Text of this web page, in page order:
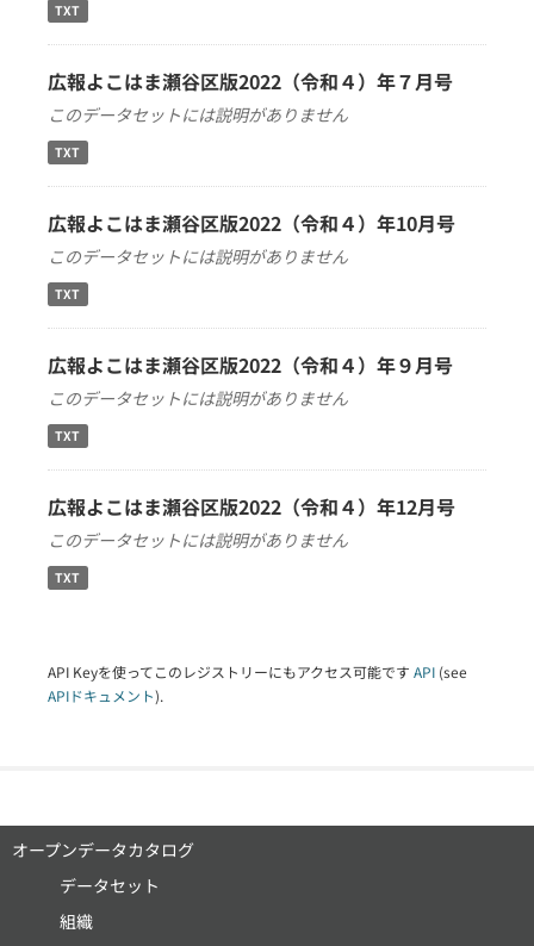
TXT
広報よこはま瀬谷区版2022（令和４）年７月号
このデータセットには説明がありません
TXT
広報よこはま瀬谷区版2022（令和４）年10月号
このデータセットには説明がありません
TXT
広報よこはま瀬谷区版2022（令和４）年９月号
このデータセットには説明がありません
TXT
広報よこはま瀬谷区版2022（令和４）年12月号
このデータセットには説明がありません
TXT
API Keyを使ってこのレジストリーにもアクセス可能です API (see
APIドキュメント).
オープンデータカタログ
データセット
組織